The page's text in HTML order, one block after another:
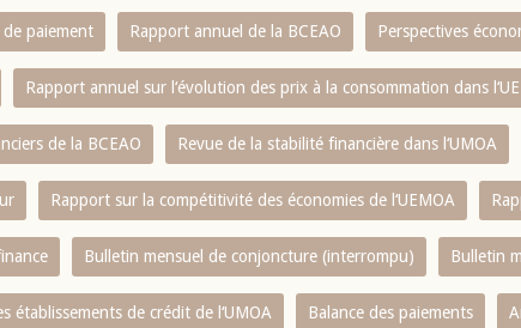
paiement Rapport annuel de la BCEAO Perspectives
Rapport annuel sur l‘évolution des prix à la consommation dans
de la BCEAO Revue de la stabilité financière dans l‘UMOA
Rapport sur la compétitivité des économies de l‘UEMOA
Bulletin mensuel de conjoncture (interrompu) Bulletin
établissements de crédit de l‘UMOA Balance des paiements